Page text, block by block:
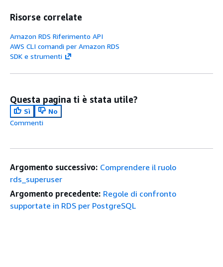
Risorse correlate
Amazon RDS Riferimento API
AWS CLI comandi per Amazon RDS
SDK e strumenti
Questa pagina ti è stata utile?
Sì
No
Commenti
Argomento successivo: Comprendere il ruolo
rds_superuser
Argomento precedente: Regole di confronto
supportate in RDS per PostgreSQL